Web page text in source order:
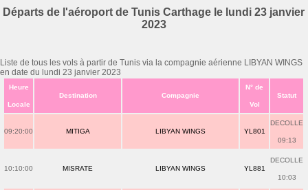
Départs de l'aéroport de Tunis Carthage le lundi 23 janvier
2023
Liste de tous les vols à partir de Tunis via la compagnie aérienne LIBYAN WINGS
en date du lundi 23 janvier 2023
Heure
Locale
Destination Compagnie
N° de
Vol
Statut
09:20:00 MITIGA LIBYAN WINGS YL801
DECOLLE
09:13
10:10:00 MISRATE LIBYAN WINGS YL881
DECOLLE
10:03